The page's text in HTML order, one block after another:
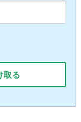
取る